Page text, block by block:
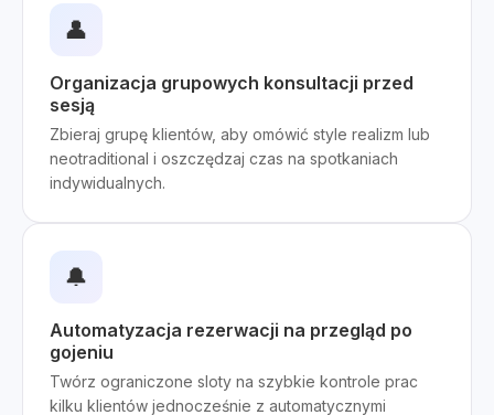
👤
Organizacja grupowych konsultacji przed
sesją
Zbieraj grupę klientów, aby omówić style realizm lub
neotraditional i oszczędzaj czas na spotkaniach
indywidualnych.
🔔
Automatyzacja rezerwacji na przegląd po
gojeniu
Twórz ograniczone sloty na szybkie kontrole prac
kilku klientów jednocześnie z automatycznymi